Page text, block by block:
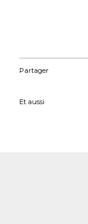
Partager
Et aussi